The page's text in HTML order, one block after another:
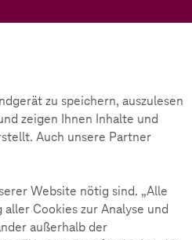
zu speichern, auszulesen
zeigen Ihnen Inhalte und
Auch unsere Partner
Website nötig sind. „Alle
Cookies zur Analyse und
außerhalb der